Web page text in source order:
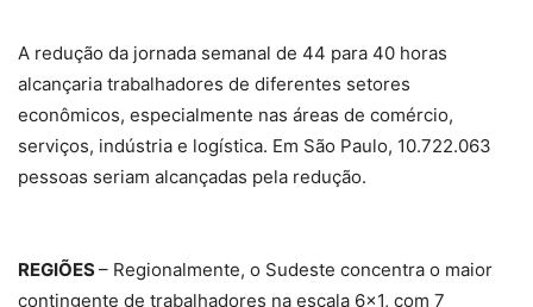
A redução da jornada semanal de 44 para 40 horas
alcançaria trabalhadores de diferentes setores
econômicos, especialmente nas áreas de comércio,
serviços, indústria e logística. Em São Paulo, 10.722.063
pessoas seriam alcançadas pela redução.
REGIÕES– Regionalmente, o Sudeste concentra o maior
contingente de trabalhadores na escala 6×1, com 7